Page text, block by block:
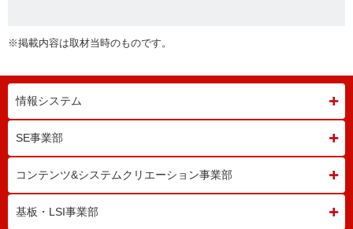
※掲載内容は取材当時のものです。
情報システム
SE事業部
コンテンツ&システムクリエーション事業部
基板・LSI事業部